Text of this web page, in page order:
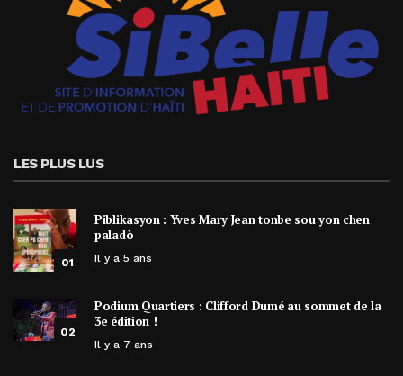
LES PLUS LUS
01
Piblikasyon : Yves Mary Jean tonbe sou yon chen
paladò
Il y a 5 ans
02
Podium Quartiers : Clifford Dumé au sommet de la
3e édition !
Il y a 7 ans